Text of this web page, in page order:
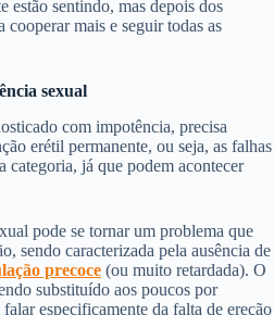
estão sentindo, mas depois dos
cooperar mais e seguir todas as
sexual
com impotência, precisa
erétil permanente, ou seja, as falhas
categoria, já que podem acontecer
pode se tornar um problema que
sendo caracterizada pela ausência de
precoce (ou muito retardada). O
substituído aos poucos por
especificamente da falta de ereção